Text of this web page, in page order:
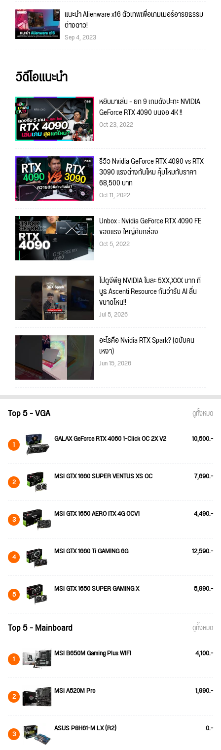
แนะนำ Alienware x16 ตัวเทพเพื่อเกมเมอร์อารยธรรม
ต่างดาว!
Sep 4, 2023
วิดีโอแนะนำ
หยิบมาเล่น - ยก 9 เกมดังปะทะ NVIDIA
GeForce RTX 4090 บนจอ 4K !!
Oct 23, 2022
รีวิว Nvidia GeForce RTX 4090 vs RTX
3090 แรงต่างกันไหม คุ้มไหมกับราคา
68,500 บาท
Oct 11, 2022
Unbox : Nvidia GeForce RTX 4090 FE
ของแรง ใหญ่คับกล่อง
Oct 5, 2022
ไปดูจีพียู NVIDIA ใบละ 5XX,XXX บาท ที่
บูธ​ Ascenti Resource กันว่ารัน AI ลื่น
ขนาดไหน!!
Jul 5, 2026
อะไรคือ Nvidia RTX Spark? (ฉบับคน
เหงา)
Jun 15, 2026
Top 5 - VGA ดูทั้งหมด
1 GALAX GeForce RTX 4060 1-Click OC 2X V2 10,500.-
2 MSI GTX 1660 SUPER VENTUS XS OC 7,690.-
3 MSI GTX 1650 AERO ITX 4G OCV1 4,490.-
4 MSI GTX 1660 Ti GAMING 6G 12,590.-
5 MSI GTX 1650 SUPER GAMING X 5,990.-
Top 5 - Mainboard ดูทั้งหมด
1 MSI B650M Gaming Plus WIFI 4,100.-
2 MSI A520M Pro 1,990.-
3 ASUS P8H61-M LX (R2) 0.-